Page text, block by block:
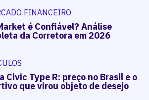
FINANCEIRO
é Confiável? Análise
da Corretora em 2026
Civic Type R: preço no Brasil e o
que virou objeto de desejo